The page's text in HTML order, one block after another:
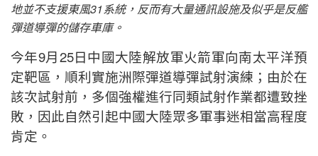
地並不支援東風31系統，反而有大量通訊設施及似乎是反艦
彈道導彈的儲存車庫。
今年9月25日中國大陸解放軍火箭軍向南太平洋預
定靶區，順利實施洲際彈道導彈試射演練；由於在
該次試射前，多個強權進行同類試射作業都遭致挫
敗，因此自然引起中國大陸眾多軍事迷相當高程度
肯定。